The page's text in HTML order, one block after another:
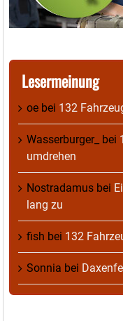
Lesermeinung
oe bei 132
Wasserburger_ bei
umdrehen
Nostradamus bei
lang zu
fish bei 132
Sonnia bei